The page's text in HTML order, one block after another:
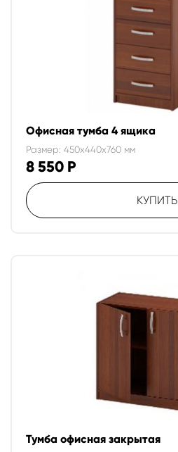
Офисная тумба 4 ящика
Размер: 450x440x760 мм
8 550 Р
КУПИТЬ
Тумба офисная закрытая